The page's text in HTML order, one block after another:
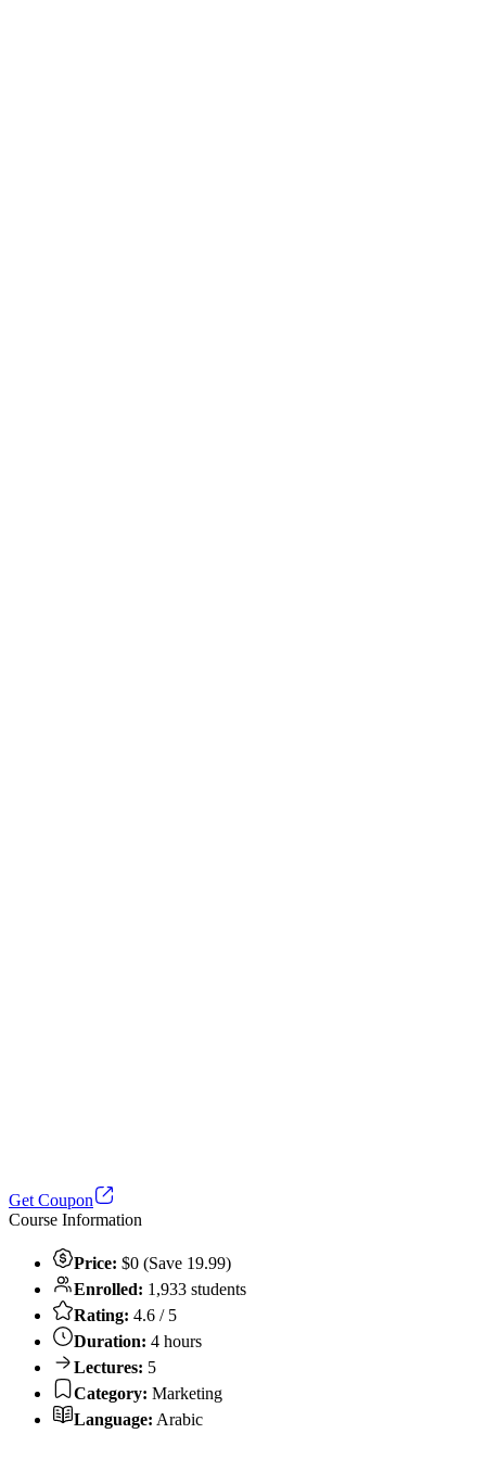
Get Coupon
Course Information
Price: $0 (Save 19.99)
Enrolled: 1,933 students
Rating: 4.6 / 5
Duration: 4 hours
Lectures: 5
Category: Marketing
Language: Arabic